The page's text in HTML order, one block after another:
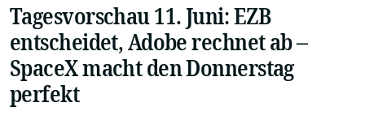
Tagesvorschau 11. Juni: EZB
entscheidet, Adobe rechnet ab –
SpaceX macht den Donnerstag
perfekt